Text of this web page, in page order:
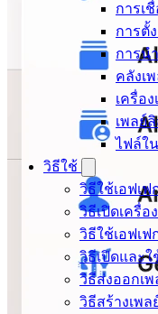
การเ
การตั้
การน
คลังเ
เครื่อง
เพลย์
ไฟล์ใ
วิธีใช้
วิธีใช้เอฟเฟ
วิธีเปิดเครื่อ
วิธีใช้เอฟเฟ
วิธีเปิดและใ
วิธีส่งออกเพ
วิธีสร้างเพล